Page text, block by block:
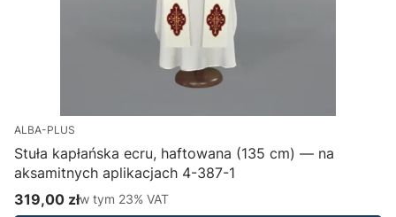
ALBA-PLUS
Stuła kapłańska ecru, haftowana (135 cm) — na
aksamitnych aplikacjach 4-387-1
Cena brutto
319,00 złw tym %s VAT
w tym 23% VAT